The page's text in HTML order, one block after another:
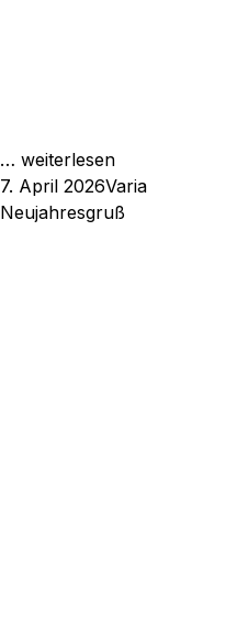
… weiterlesen
Veröffentlicht
am
7. April 2026Kategorien
Varia
Neujahresgruß